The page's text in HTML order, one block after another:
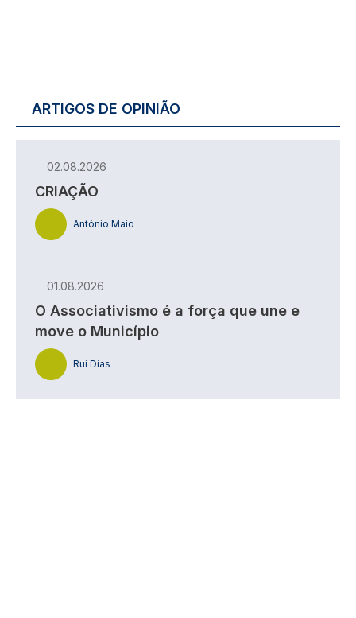
ARTIGOS DE OPINIÃO
02.08.2026
CRIAÇÃO
António Maio
01.08.2026
O Associativismo é a força que une e
move o Município
Rui Dias